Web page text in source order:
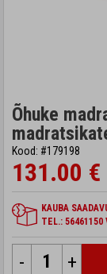
Õhuke
Kood: #179198
131.00 €
KAUBA
TEL.: 56461150
- +